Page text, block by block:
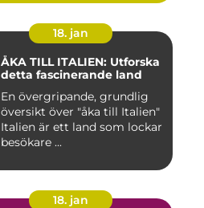
18. jan
ÅKA TILL ITALIEN: Utforska
detta fascinerande land
En övergripande, grundlig
översikt över "åka till Italien"
Italien är ett land som lockar
besökare ...
18. jan